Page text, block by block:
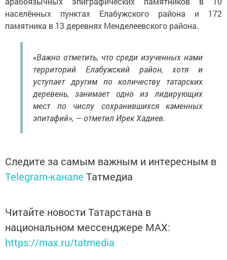
населённых пунктах Елабужского района и 172
памятника в 13 деревнях Менделеевского района.
«Важно отметить, что среди изученных нами
территорий Елабужский район, хотя и
уступает другим по количеству татарских
деревень, занимает одно из лидирующих
мест по числу сохранившихся каменных
эпитафий», — отметил Ирек Хадиев.
Следите за самым важным и интересным в
Telegram-канале Татмедиа
Читайте новости Татарстана в
национальном мессенджере MАХ:
https://max.ru/tatmedia